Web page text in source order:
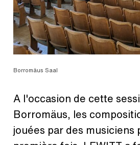
Borromäus Saal
A l'occasion de cette
Borromäus, les
jouées par des musiciens